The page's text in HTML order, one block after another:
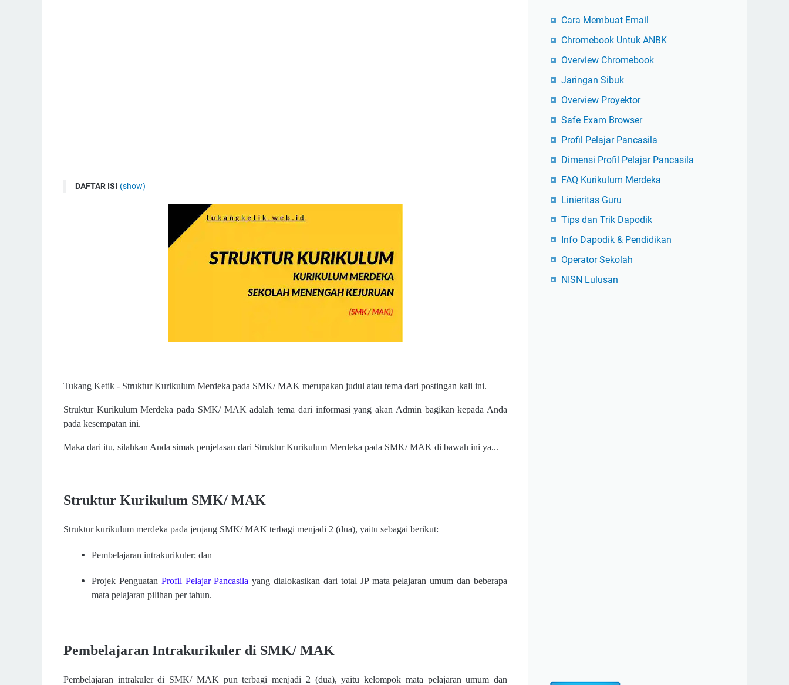
DAFTAR ISI (show)
Struktur Kurikulum SMK/ MAK
Pembelajaran Intrakurikuler di SMK/ MAK
Tukang Ketik - Struktur Kurikulum Merdeka pada SMK/ MAK merupakan judul atau tema dari postingan kali ini.
Struktur Kurikulum Merdeka pada SMK/ MAK adalah tema dari informasi yang akan Admin bagikan kepada Anda
pada kesempatan ini.
Maka dari itu, silahkan Anda simak penjelasan dari Struktur Kurikulum Merdeka pada SMK/ MAK di bawah ini ya...
Struktur Kurikulum SMK/ MAK
Struktur kurikulum merdeka pada jenjang SMK/ MAK terbagi menjadi 2 (dua), yaitu sebagai berikut:
Pembelajaran intrakurikuler; dan
Projek Penguatan Profil Pelajar Pancasila yang dialokasikan dari total JP mata pelajaran umum dan beberapa
mata pelajaran pilihan per tahun.
Pembelajaran Intrakurikuler di SMK/ MAK
Pembelajaran intrakuler di SMK/ MAK pun terbagi menjadi 2 (dua), yaitu kelompok mata pelajaran umum dan
Cara Membuat Email
Chromebook Untuk ANBK
Overview Chromebook
Jaringan Sibuk
Overview Proyektor
Safe Exam Browser
Profil Pelajar Pancasila
Dimensi Profil Pelajar Pancasila
FAQ Kurikulum Merdeka
Linieritas Guru
Tips dan Trik Dapodik
Info Dapodik & Pendidikan
Operator Sekolah
NISN Lulusan